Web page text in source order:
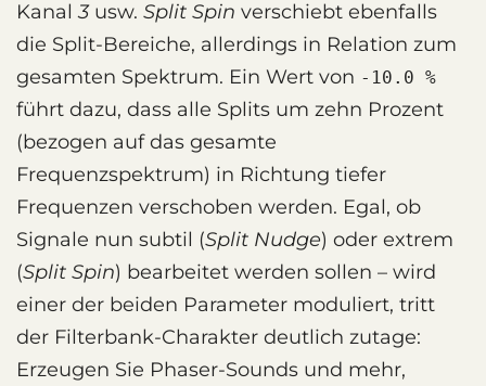
Kanal3usw. Split Spin verschiebt ebenfalls
die Split-Bereiche, allerdings in Relation zum
gesamten Spektrum. Ein Wert von -10.0 %
führt dazu, dass alle Splits um zehn Prozent
(bezogen auf das gesamte
Frequenzspektrum) in Richtung tiefer
Frequenzen verschoben werden. Egal, ob
Signale nun subtil (Split Nudge) oder extrem
(Split Spin) bearbeitet werden sollen – wird
einer der beiden Parameter moduliert, tritt
der Filterbank-Charakter deutlich zutage:
Erzeugen Sie Phaser-Sounds und mehr,